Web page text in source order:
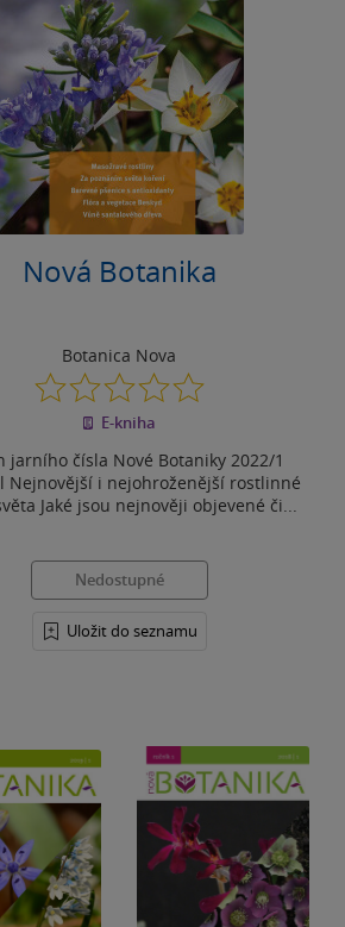
Nová Botanika
Botanica Nova
0.0
z
5
E-kniha
jarního čísla Nové Botaniky 2022/1
Nejnovější i nejohroženější rostlinné
Jaké jsou nejnověji objevené či...
Nedostupné
Uložit do seznamu